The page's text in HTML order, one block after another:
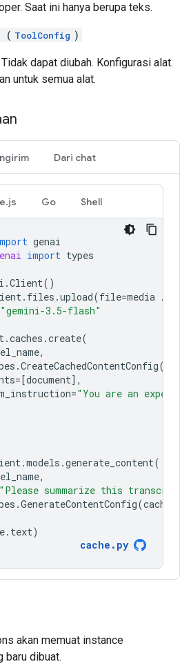
Saat ini hanya berupa teks.
( ToolConfig )
dapat diubah. Konfigurasi alat.
untuk semua alat.
Dari chat
Go Shell
genai
import types
.Client()
. files .upload(file=media /
"gemini-3.5-flash"
.caches .create(
,
.CreateCachedContentConfig(
=[document],
="You are an expert
.models .generate_content(
,
"Please summarize this transcript"
.GenerateContentConfig(
. text)
cache . py
akan memuat instance
baru dibuat.